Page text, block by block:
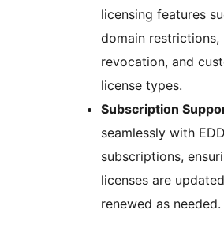
licensing features
domain restrictions,
revocation, and
license types.
Subscription
seamlessly with EDD
subscriptions,
licenses are
renewed as needed.